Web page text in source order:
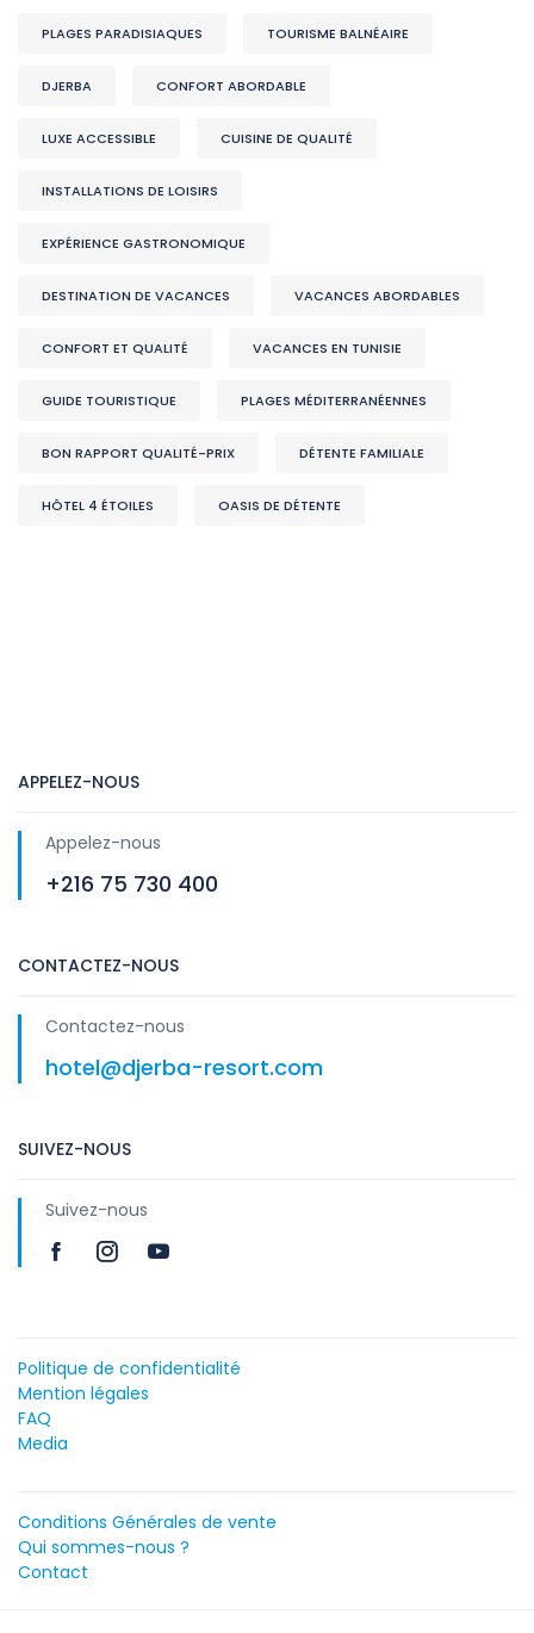
PLAGES PARADISIAQUES TOURISME BALNÉAIRE
DJERBA CONFORT ABORDABLE
LUXE ACCESSIBLE CUISINE DE QUALITÉ
INSTALLATIONS DE LOISIRS
EXPÉRIENCE GASTRONOMIQUE
DESTINATION DE VACANCES VACANCES ABORDABLES
CONFORT ET QUALITÉ VACANCES EN TUNISIE
GUIDE TOURISTIQUE PLAGES MÉDITERRANÉENNES
BON RAPPORT QUALITÉ-PRIX DÉTENTE FAMILIALE
HÔTEL 4 ÉTOILES OASIS DE DÉTENTE
APPELEZ-NOUS
Appelez-nous
+216 75 730 400
CONTACTEZ-NOUS
Contactez-nous
hotel@djerba-resort.com
SUIVEZ-NOUS
Suivez-nous
Politique de confidentialité
Mention légales
FAQ
Media
Conditions Générales de vente
Qui sommes-nous ?
Contact